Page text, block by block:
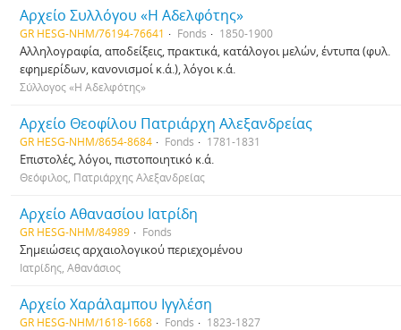
Αρχείο Συλλόγου «Η Αδελφότης»
GR HESG-NHM/76194-76641 Fonds 1850-1900
Αλληλογραφία, αποδείξεις, πρακτικά, κατάλογοι μελών, έντυπα (φυλ.
εφημερίδων, κανονισμοί κ.ά.), λόγοι κ.ά.
Σύλλογος «Η Αδελφότης»
Αρχείο Θεοφίλου Πατριάρχη Αλεξανδρείας
GR HESG-NHM/8654-8684 Fonds 1781-1831
Επιστολές, λόγοι, πιστοποιητικό κ.ά.
Θεόφιλος, Πατριάρχης Αλεξανδρείας
Αρχείο Αθανασίου Ιατρίδη
GR HESG-NHM/84989 Fonds
Σημειώσεις αρχαιολογικού περιεχομένου
Ιατρίδης, Αθανάσιος
Αρχείο Χαράλαμπου Ιγγλέση
GR HESG-NHM/1618-1668 Fonds 1823-1827